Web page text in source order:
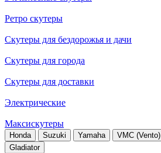
Ретро скутеры
Скутеры для бездорожья и дачи
Скутеры для города
Скутеры для доставки
Электрические
Максискутеры
Honda Suzuki Yamaha VMC (Vento)
Gladiator